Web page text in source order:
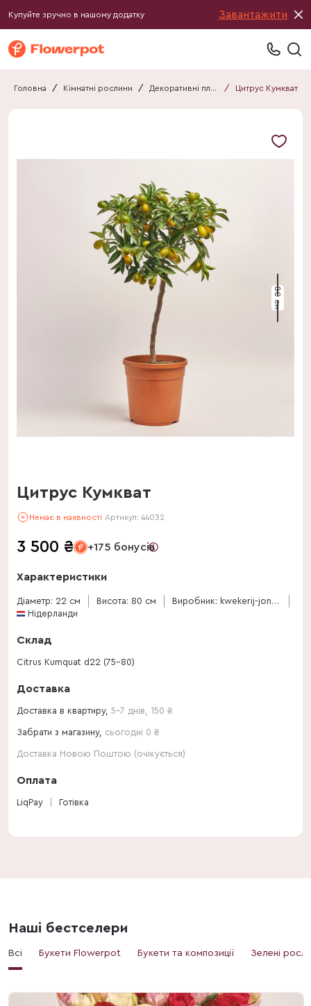
Купуйте зручно в нашому додатку Завантажити
Головна / Кімнатні рослини / Декоративні плоди / Цитрус Кумкват
80 см
Цитрус Кумкват
Немає в наявності Артикул: 44032
3 500 ₴ +175 бонусів
Характеристики
Діаметр: 22 см Висота: 80 см
Виробник: kwekerij-jongerling
Нідерланди
Склад
Citrus Kumquat d22 (75-80)
Доставка
Доставка в квартиру, 5-7 днів 150 ₴
Забрати з магазину, сьогодні 0 ₴
Доставка Новою Поштою (очікується)
Оплата
LiqPay Готівка
Наші бестселери
Всі Букети Flowerpot Букети та композиції Зелені